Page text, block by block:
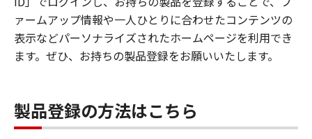
ァームアップ情報や一人ひとりに合わせたコンテンツの
表示などパーソナライズされたホームページを利用でき
ます。ぜひ、お持ちの製品登録をお願いいたします。
製品登録の方法はこちら